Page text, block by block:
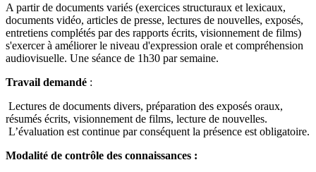
A partir de documents variés (exercices structuraux et lexicaux,
documents vidéo, articles de presse, lectures de nouvelles, exposés,
entretiens complétés par des rapports écrits, visionnement de films)
s'exercer à améliorer le niveau d'expression orale et compréhension
audiovisuelle. Une séance de 1h30 par semaine.
Travail demandé :
Lectures de documents divers, préparation des exposés oraux,
résumés écrits, visionnement de films, lecture de nouvelles.
L’évaluation est continue par conséquent la présence est obligatoire.
Modalité de contrôle des connaissances :